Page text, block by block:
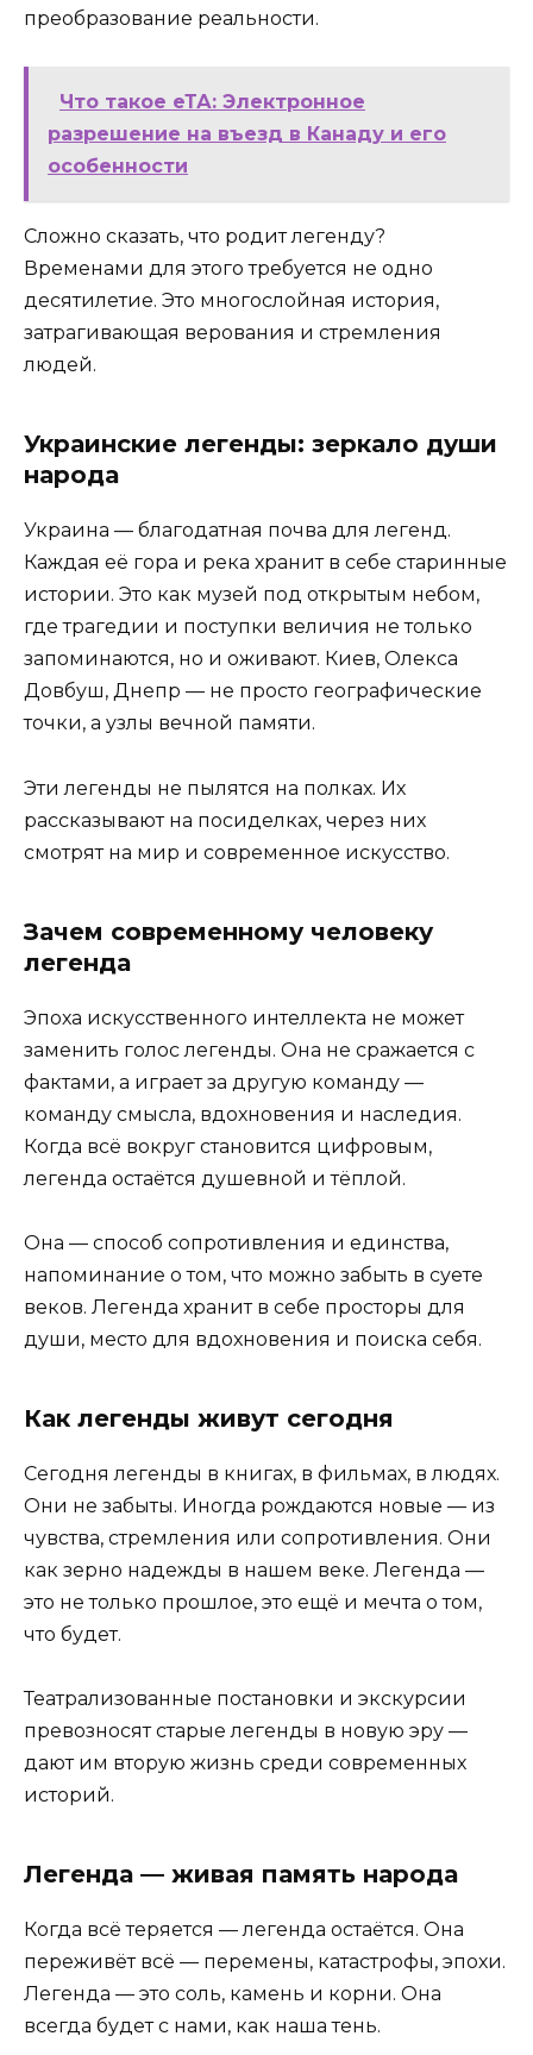
преобразование реальности.
Что такое еТА: Электронное
разрешение на въезд в Канаду и его
особенности
Сложно сказать, что родит легенду?
Временами для этого требуется не одно
десятилетие. Это многослойная история,
затрагивающая верования и стремления
людей.
Украинские легенды: зеркало души
народа
Украина — благодатная почва для легенд.
Каждая её гора и река хранит в себе старинные
истории. Это как музей под открытым небом,
где трагедии и поступки величия не только
запоминаются, но и оживают. Киев, Олекса
Довбуш, Днепр — не просто географические
точки, а узлы вечной памяти.
Эти легенды не пылятся на полках. Их
рассказывают на посиделках, через них
смотрят на мир и современное искусство.
Зачем современному человеку
легенда
Эпоха искусственного интеллекта не может
заменить голос легенды. Она не сражается с
фактами, а играет за другую команду —
команду смысла, вдохновения и наследия.
Когда всё вокруг становится цифровым,
легенда остаётся душевной и тёплой.
Она — способ сопротивления и единства,
напоминание о том, что можно забыть в суете
веков. Легенда хранит в себе просторы для
души, место для вдохновения и поиска себя.
Как легенды живут сегодня
Сегодня легенды в книгах, в фильмах, в людях.
Они не забыты. Иногда рождаются новые — из
чувства, стремления или сопротивления. Они
как зерно надежды в нашем веке. Легенда —
это не только прошлое, это ещё и мечта о том,
что будет.
Театрализованные постановки и экскурсии
превозносят старые легенды в новую эру —
дают им вторую жизнь среди современных
историй.
Легенда — живая память народа
Когда всё теряется — легенда остаётся. Она
переживёт всё — перемены, катастрофы, эпохи.
Легенда — это соль, камень и корни. Она
всегда будет с нами, как наша тень.